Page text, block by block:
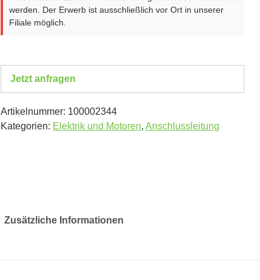
werden. Der Erwerb ist ausschließlich vor Ort in unserer
Filiale möglich.
Jetzt anfragen
Artikelnummer: 100002344
Kategorien: Elektrik und Motoren, Anschlussleitung
Zusätzliche Informationen